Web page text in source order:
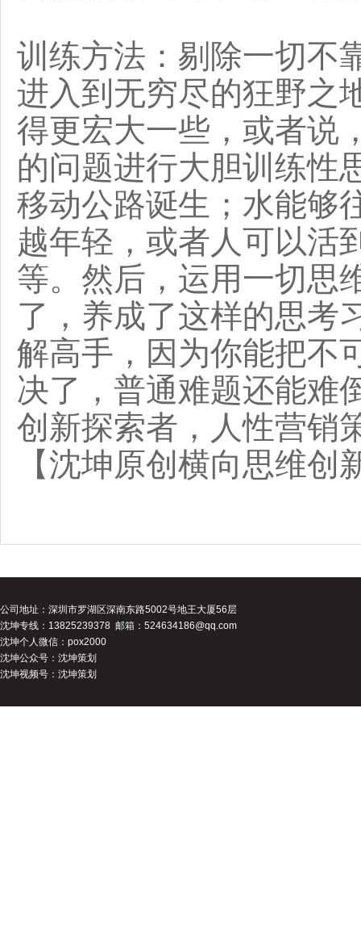
训练方法：剔除一切不
进入到无穷尽的狂野之
得更宏大一些，或者说
的问题进行大胆训练性
移动公路诞生；水能够
越年轻，或者人可以活
等。然后，运用一切思
了，养成了这样的思考
解高手，因为你能把不
决了，普通难题还能难
创新探索者，人性营销
【沈坤原创横向思维
公司地址： 深圳市罗湖区深南东路5002号地王大厦56层
沈坤专线：13825239378 邮箱：524634186@qq.com
沈坤个人微信：pox2000
沈坤公众号：沈坤策划
沈坤视频号：沈坤策划